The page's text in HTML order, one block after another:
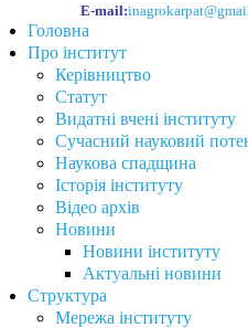
E-mail:
Головна
Про інститут
Керівництво
Статут
Видатні вчені інституту
Сучасний науковий
Наукова спадщина
Історія інституту
Відео архів
Новини
Новини інституту
Актуальні новини
Структура
Мережа інституту